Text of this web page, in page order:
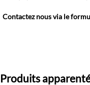
Contactez nous via le
Produits